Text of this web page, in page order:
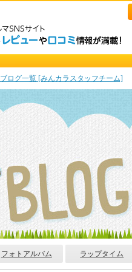
ブログ一覧 [みんカラスタッフチーム]
フォトアルバム ラップタイム